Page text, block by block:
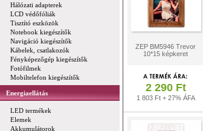
Hálózati adapterek
LCD védőfóliák
Tisztító eszközök
Notebook kiegészítők
Navigáció kiegészítők
Kábelek, csatlakozók
Fényképezőgép kiegészítők
Fotófilmek
Mobiltelefon kiegészítők
Energiaellátás
LED termékek
Elemek
Akkumulátorok
ZEP BM5946 Trevor
10*15 képkeret
2 290 Ft
1 803 Ft + 27% ÁFA